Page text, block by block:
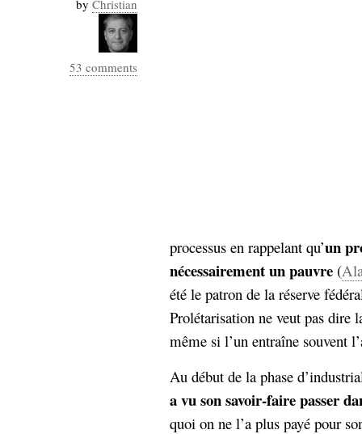
by Christian
53 comments
processus en rappelant qu’un
nécessairement un pauvre (
été le patron de la réserve
Prolétarisation ne veut pas dire
même si l’un entraîne souvent
Au début de la phase
a vu son savoir-faire passer
quoi on ne l’a plus payé pour